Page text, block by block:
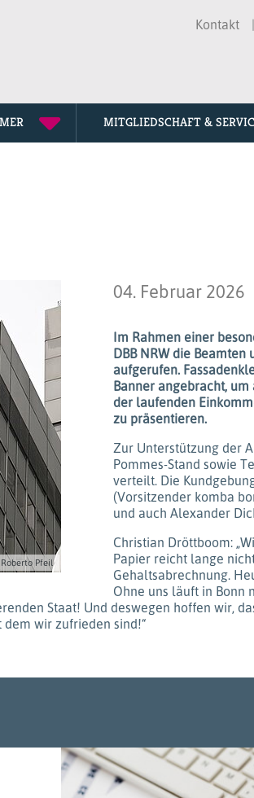
Kontakt
Unsere
MITGLIEDSCHAFT &
Termine
Pfeil
04. Februar 2026
Im Rahmen einer
DBB NRW die
aufgerufen.
Banner angebracht,
der laufenden
zu präsentieren.
Zur Unterstützung der
Pommes-Stand sowie
verteilt. Die
(Vorsitzender komba
und auch Alexander
Christian Dröttboom:
Papier reicht lange
Gehaltsabrechnung.
Ohne uns läuft in Bonn
Staat! Und deswegen hoffen wir,
wir zufrieden sind!“